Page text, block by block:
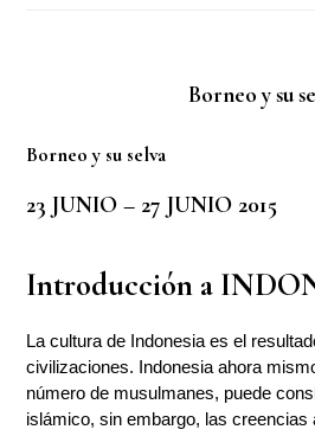
Borneo y su
Borneo y su selva
23 JUNIO – 27 JUNIO 2015
Introducción a
La cultura de Indonesia es el
civilizaciones. Indonesia ahora
número de musulmanes, puede
islámico, sin embargo, las